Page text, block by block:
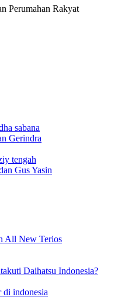
Perumahan Rakyat
Gerindra
Gus Yasin
All New Terios
Daihatsu Indonesia?